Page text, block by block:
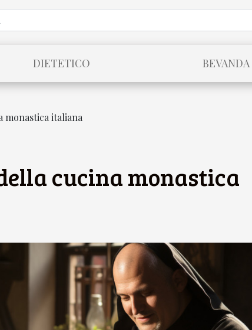
DIETETICO BEVANDA
monastica italiana
cucina monastica